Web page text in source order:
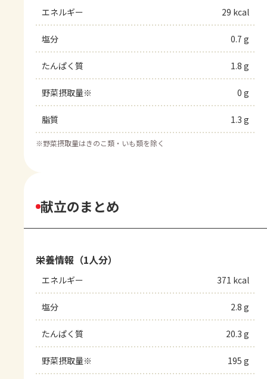
エネルギー 29 kcal
塩分 0.7 g
たんぱく質 1.8 g
野菜摂取量※ 0 g
脂質 1.3 g
※野菜摂取量はきのこ類・いも類を除く
献立のまとめ
栄養情報（1人分）
エネルギー 371 kcal
塩分 2.8 g
たんぱく質 20.3 g
野菜摂取量※ 195 g